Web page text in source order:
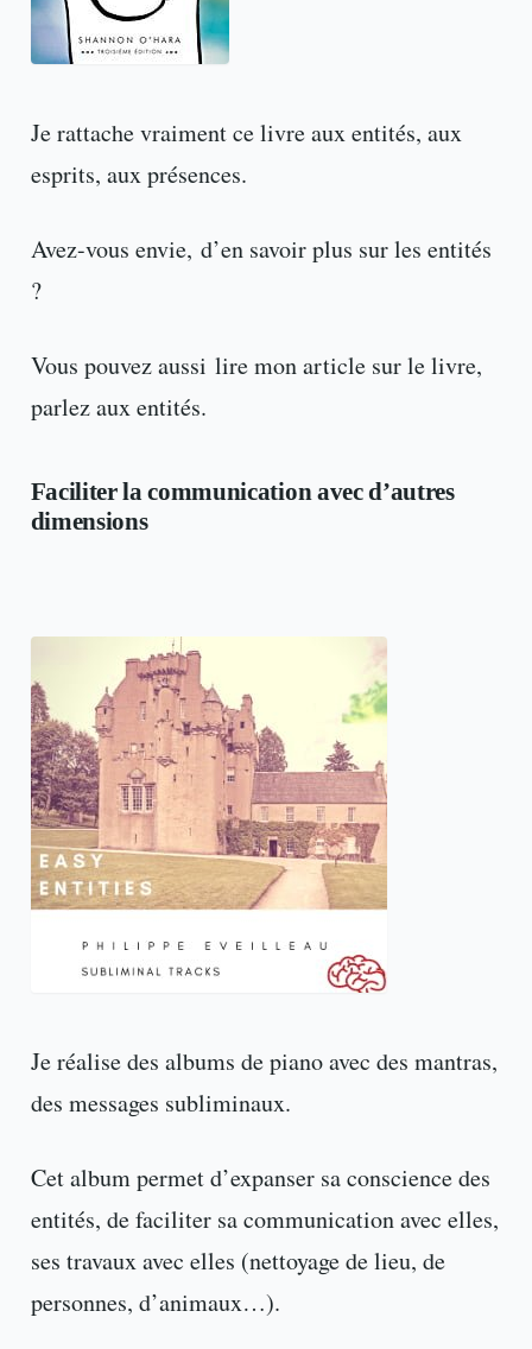
Je rattache vraiment ce livre aux entités, aux
esprits, aux présences.
Avez-vous envie, d’en savoir plus sur les entités
?
Vous pouvez aussi lire mon article sur le livre,
parlez aux entités.
Faciliter la communication avec d’autres
dimensions
Je réalise des albums de piano avec des mantras,
des messages subliminaux.
Cet album permet d’expanser sa conscience des
entités, de faciliter sa communication avec elles,
ses travaux avec elles (nettoyage de lieu, de
personnes, d’animaux…).